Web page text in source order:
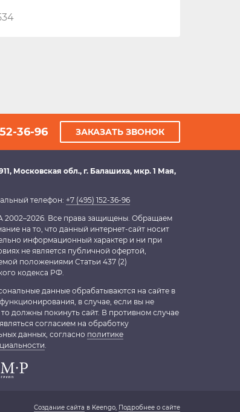
36-96 ЗАКАЗАТЬ ЗВОНОК
, Московская обл., г. Балашиха, мкр. 1 Мая,
телефон: +7 (495) 152-36-96
Все права защищены. Обращаем
на то, что данный интернет-сайт носит
информационный характер и ни при
не является публичной офертой,
положениями Статьи 437 (2)
кодекса РФ.
данные обрабатываются на сайте в
в случае, если вы не
должны покинуть сайт. В противном случае
согласием на обработку
данных, согласно политике
.
Создание сайта в Keengo, Подробнее о сайте